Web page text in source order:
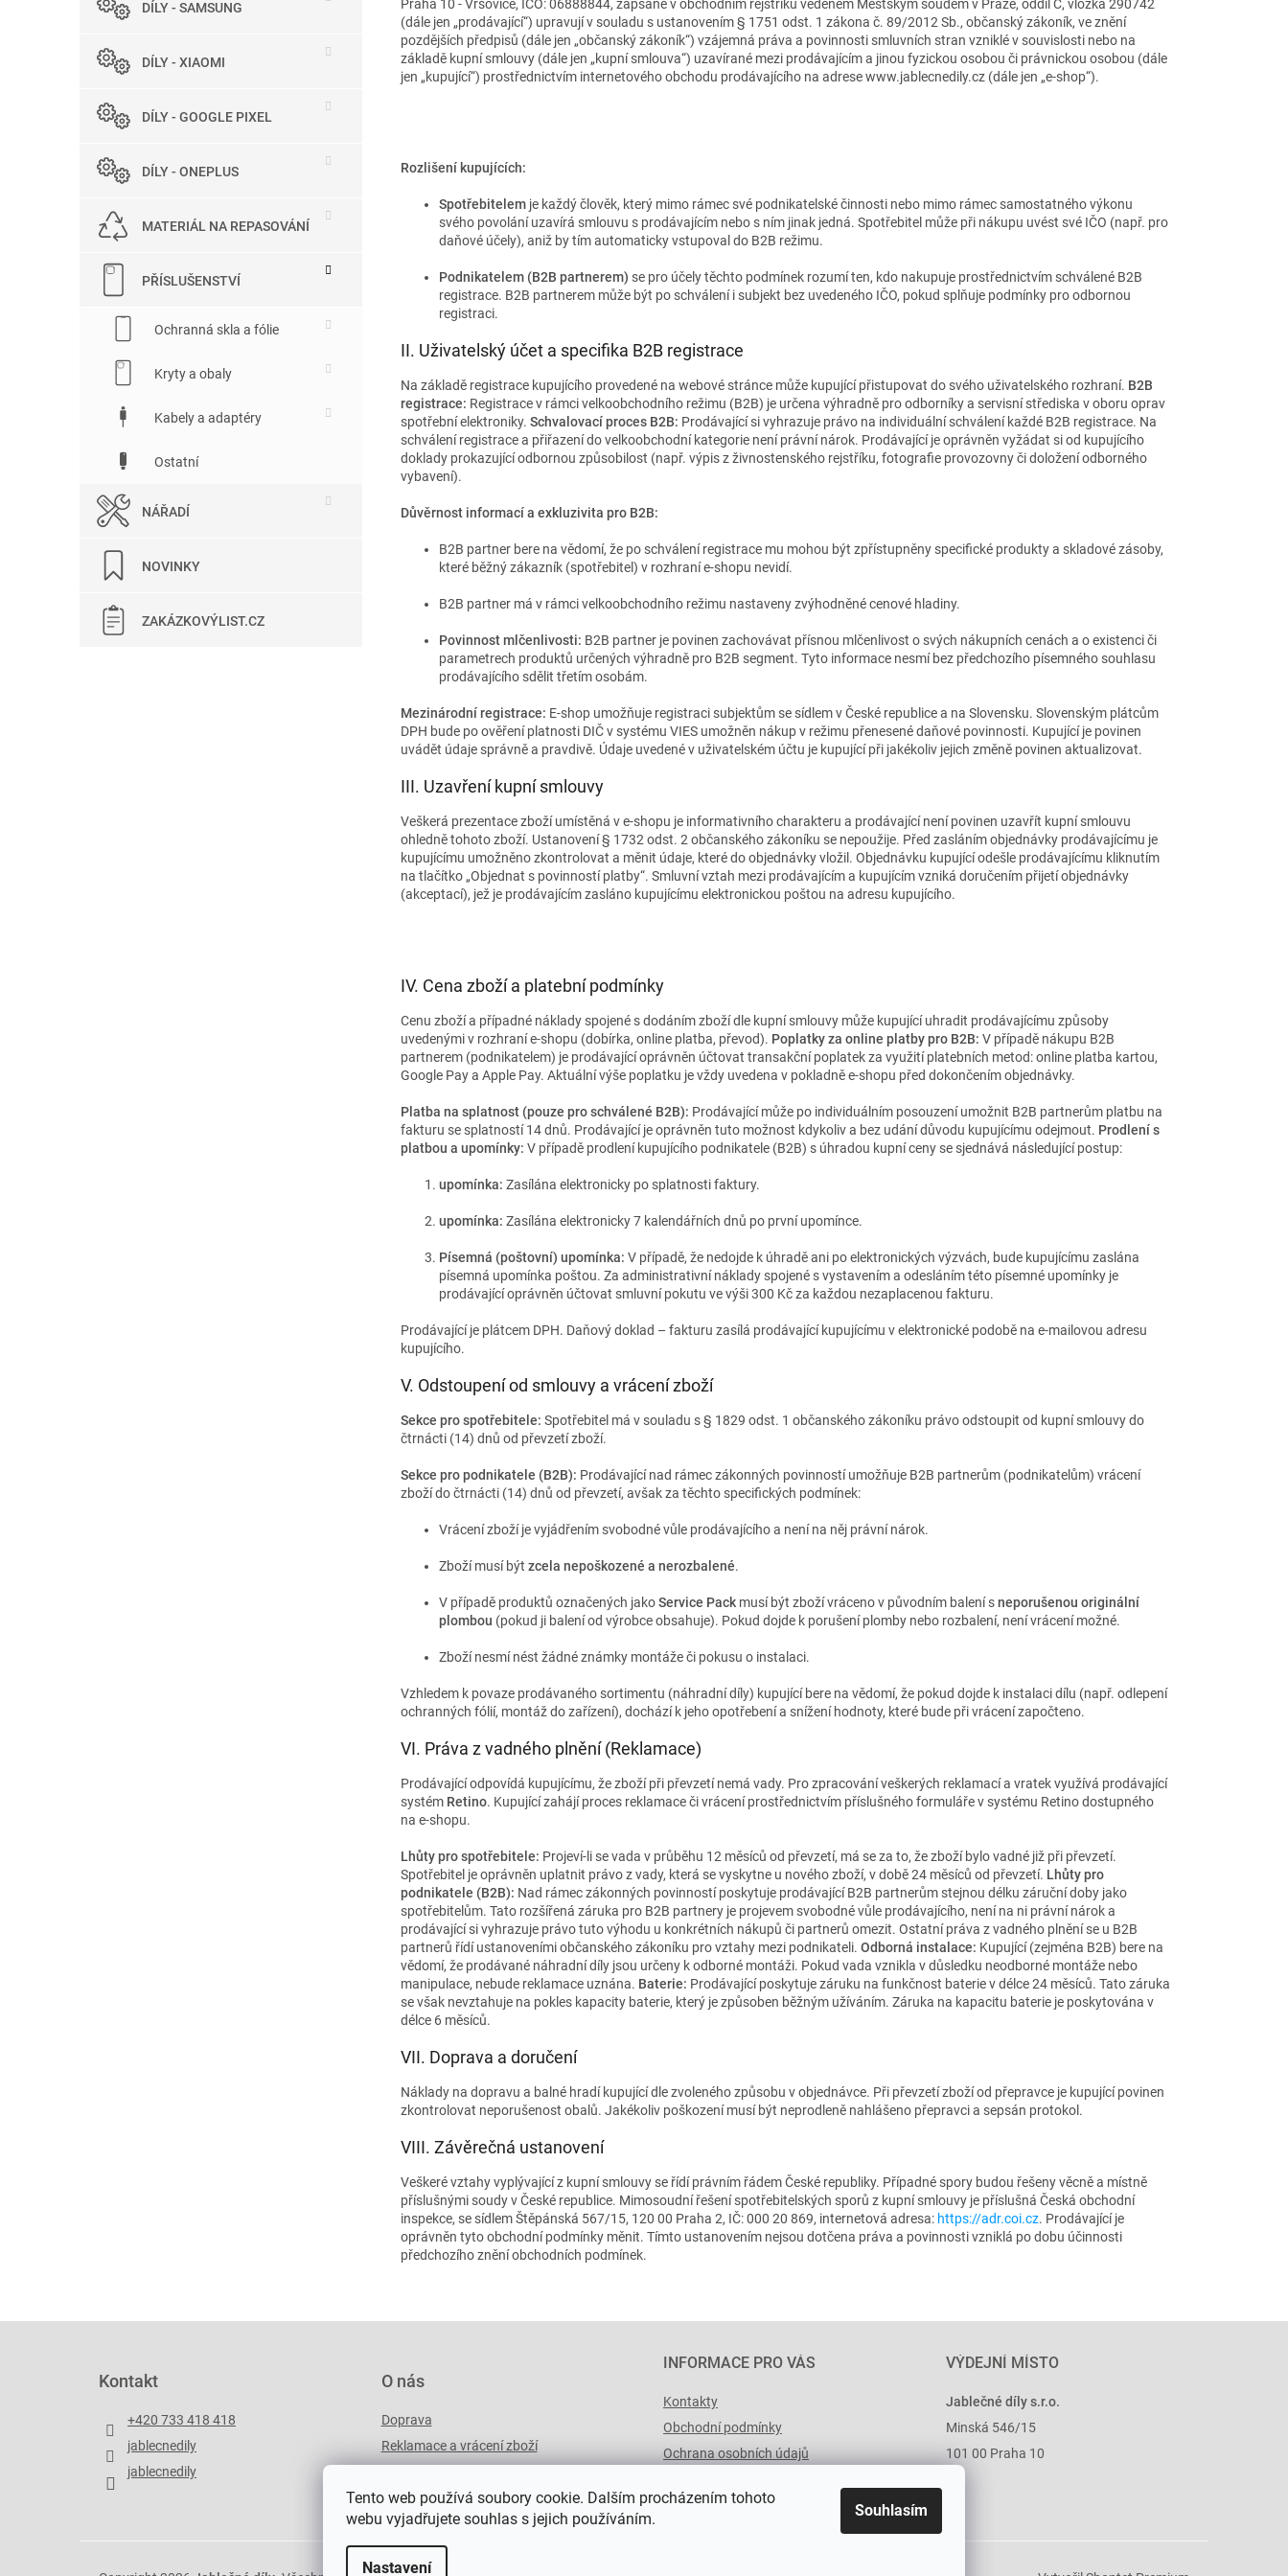
Tento web používá soubory cookie. Dalším procházením tohoto
webu vyjadřujete souhlas s jejich používáním.
Nastavení
Souhlasím
DÍLY - SAMSUNG
DÍLY - XIAOMI
DÍLY - GOOGLE PIXEL
DÍLY - ONEPLUS
MATERIÁL NA REPASOVÁNÍ
PŘÍSLUŠENSTVÍ
Ochranná skla a fólie
Kryty a obaly
Kabely a adaptéry
Ostatní
NÁŘADÍ
NOVINKY
ZAKÁZKOVÝLIST.CZ
Praha 10 - Vršovice, IČO: 06888844, zapsané v obchodním rejstříku vedeném Městským soudem v Praze, oddíl C, vložka 290742
(dále jen „prodávající“) upravují v souladu s ustanovením § 1751 odst. 1 zákona č. 89/2012 Sb., občanský zákoník, ve znění
pozdějších předpisů (dále jen „občanský zákoník“) vzájemná práva a povinnosti smluvních stran vzniklé v souvislosti nebo na
základě kupní smlouvy (dále jen „kupní smlouva“) uzavírané mezi prodávajícím a jinou fyzickou osobou či právnickou osobou (dále
jen „kupující“) prostřednictvím internetového obchodu prodávajícího na adrese www.jablecnedily.cz (dále jen „e-shop“).
Rozlišení kupujících:
Spotřebitelem je každý člověk, který mimo rámec své podnikatelské činnosti nebo mimo rámec samostatného výkonu
svého povolání uzavírá smlouvu s prodávajícím nebo s ním jinak jedná. Spotřebitel může při nákupu uvést své IČO (např. pro
daňové účely), aniž by tím automaticky vstupoval do B2B režimu.
Podnikatelem (B2B partnerem) se pro účely těchto podmínek rozumí ten, kdo nakupuje prostřednictvím schválené B2B
registrace. B2B partnerem může být po schválení i subjekt bez uvedeného IČO, pokud splňuje podmínky pro odbornou
registraci.
II. Uživatelský účet a specifika B2B registrace
Na základě registrace kupujícího provedené na webové stránce může kupující přistupovat do svého uživatelského rozhraní. B2B
registrace: Registrace v rámci velkoobchodního režimu (B2B) je určena výhradně pro odborníky a servisní střediska v oboru oprav
spotřební elektroniky. Schvalovací proces B2B: Prodávající si vyhrazuje právo na individuální schválení každé B2B registrace. Na
schválení registrace a přiřazení do velkoobchodní kategorie není právní nárok. Prodávající je oprávněn vyžádat si od kupujícího
doklady prokazující odbornou způsobilost (např. výpis z živnostenského rejstříku, fotografie provozovny či doložení odborného
vybavení).
Důvěrnost informací a exkluzivita pro B2B:
B2B partner bere na vědomí, že po schválení registrace mu mohou být zpřístupněny specifické produkty a skladové zásoby,
které běžný zákazník (spotřebitel) v rozhraní e-shopu nevidí.
B2B partner má v rámci velkoobchodního režimu nastaveny zvýhodněné cenové hladiny.
Povinnost mlčenlivosti: B2B partner je povinen zachovávat přísnou mlčenlivost o svých nákupních cenách a o existenci či
parametrech produktů určených výhradně pro B2B segment. Tyto informace nesmí bez předchozího písemného souhlasu
prodávajícího sdělit třetím osobám.
Mezinárodní registrace: E-shop umožňuje registraci subjektům se sídlem v České republice a na Slovensku. Slovenským plátcům
DPH bude po ověření platnosti DIČ v systému VIES umožněn nákup v režimu přenesené daňové povinnosti. Kupující je povinen
uvádět údaje správně a pravdivě. Údaje uvedené v uživatelském účtu je kupující při jakékoliv jejich změně povinen aktualizovat.
III. Uzavření kupní smlouvy
Veškerá prezentace zboží umístěná v e-shopu je informativního charakteru a prodávající není povinen uzavřít kupní smlouvu
ohledně tohoto zboží. Ustanovení § 1732 odst. 2 občanského zákoníku se nepoužije. Před zasláním objednávky prodávajícímu je
kupujícímu umožněno zkontrolovat a měnit údaje, které do objednávky vložil. Objednávku kupující odešle prodávajícímu kliknutím
na tlačítko „Objednat s povinností platby“. Smluvní vztah mezi prodávajícím a kupujícím vzniká doručením přijetí objednávky
(akceptací), jež je prodávajícím zasláno kupujícímu elektronickou poštou na adresu kupujícího.
IV. Cena zboží a platební podmínky
Cenu zboží a případné náklady spojené s dodáním zboží dle kupní smlouvy může kupující uhradit prodávajícímu způsoby
uvedenými v rozhraní e-shopu (dobírka, online platba, převod). Poplatky za online platby pro B2B: V případě nákupu B2B
partnerem (podnikatelem) je prodávající oprávněn účtovat transakční poplatek za využití platebních metod: online platba kartou,
Google Pay a Apple Pay. Aktuální výše poplatku je vždy uvedena v pokladně e-shopu před dokončením objednávky.
Platba na splatnost (pouze pro schválené B2B): Prodávající může po individuálním posouzení umožnit B2B partnerům platbu na
fakturu se splatností 14 dnů. Prodávající je oprávněn tuto možnost kdykoliv a bez udání důvodu kupujícímu odejmout. Prodlení s
platbou a upomínky: V případě prodlení kupujícího podnikatele (B2B) s úhradou kupní ceny se sjednává následující postup:
upomínka: Zasílána elektronicky po splatnosti faktury.
upomínka: Zasílána elektronicky 7 kalendářních dnů po první upomínce.
Písemná (poštovní) upomínka: V případě, že nedojde k úhradě ani po elektronických výzvách, bude kupujícímu zaslána
písemná upomínka poštou. Za administrativní náklady spojené s vystavením a odesláním této písemné upomínky je
prodávající oprávněn účtovat smluvní pokutu ve výši 300 Kč za každou nezaplacenou fakturu.
Prodávající je plátcem DPH. Daňový doklad – fakturu zasílá prodávající kupujícímu v elektronické podobě na e-mailovou adresu
kupujícího.
V. Odstoupení od smlouvy a vrácení zboží
Sekce pro spotřebitele: Spotřebitel má v souladu s § 1829 odst. 1 občanského zákoníku právo odstoupit od kupní smlouvy do
čtrnácti (14) dnů od převzetí zboží.
Sekce pro podnikatele (B2B): Prodávající nad rámec zákonných povinností umožňuje B2B partnerům (podnikatelům) vrácení
zboží do čtrnácti (14) dnů od převzetí, avšak za těchto specifických podmínek:
Vrácení zboží je vyjádřením svobodné vůle prodávajícího a není na něj právní nárok.
Zboží musí být zcela nepoškozené a nerozbalené.
V případě produktů označených jakoService Pack musí být zboží vráceno v původním balení sneporušenou originální
plombou (pokud ji balení od výrobce obsahuje). Pokud dojde k porušení plomby nebo rozbalení, není vrácení možné.
Zboží nesmí nést žádné známky montáže či pokusu o instalaci.
Vzhledem k povaze prodávaného sortimentu (náhradní díly) kupující bere na vědomí, že pokud dojde k instalaci dílu (např. odlepení
ochranných fólií, montáž do zařízení), dochází k jeho opotřebení a snížení hodnoty, které bude při vrácení započteno.
VI. Práva z vadného plnění (Reklamace)
Prodávající odpovídá kupujícímu, že zboží při převzetí nemá vady. Pro zpracování veškerých reklamací a vratek využívá prodávající
systém Retino. Kupující zahájí proces reklamace či vrácení prostřednictvím příslušného formuláře v systému Retino dostupného
na e-shopu.
Lhůty pro spotřebitele: Projeví-li se vada v průběhu 12 měsíců od převzetí, má se za to, že zboží bylo vadné již při převzetí.
Spotřebitel je oprávněn uplatnit právo z vady, která se vyskytne u nového zboží, v době 24 měsíců od převzetí. Lhůty pro
podnikatele (B2B): Nad rámec zákonných povinností poskytuje prodávající B2B partnerům stejnou délku záruční doby jako
spotřebitelům. Tato rozšířená záruka pro B2B partnery je projevem svobodné vůle prodávajícího, není na ni právní nárok a
prodávající si vyhrazuje právo tuto výhodu u konkrétních nákupů či partnerů omezit. Ostatní práva z vadného plnění se u B2B
partnerů řídí ustanoveními občanského zákoníku pro vztahy mezi podnikateli. Odborná instalace: Kupující (zejména B2B) bere na
vědomí, že prodávané náhradní díly jsou určeny k odborné montáži. Pokud vada vznikla v důsledku neodborné montáže nebo
manipulace, nebude reklamace uznána. Baterie: Prodávající poskytuje záruku na funkčnost baterie v délce 24 měsíců. Tato záruka
se však nevztahuje na pokles kapacity baterie, který je způsoben běžným užíváním. Záruka na kapacitu baterie je poskytována v
délce 6 měsíců.
VII. Doprava a doručení
Náklady na dopravu a balné hradí kupující dle zvoleného způsobu v objednávce. Při převzetí zboží od přepravce je kupující povinen
zkontrolovat neporušenost obalů. Jakékoliv poškození musí být neprodleně nahlášeno přepravci a sepsán protokol.
VIII. Závěrečná ustanovení
Veškeré vztahy vyplývající z kupní smlouvy se řídí právním řádem České republiky. Případné spory budou řešeny věcně a místně
příslušnými soudy v České republice. Mimosoudní řešení spotřebitelských sporů z kupní smlouvy je příslušná Česká obchodní
inspekce, se sídlem Štěpánská 567/15, 120 00 Praha 2, IČ: 000 20 869, internetová adresa: https://adr.coi.cz. Prodávající je
oprávněn tyto obchodní podmínky měnit. Tímto ustanovením nejsou dotčena práva a povinnosti vzniklá po dobu účinnosti
předchozího znění obchodních podmínek.
Kontakt
+420 733 418 418
jablecnedily
jablecnedily
O nás
Doprava
Reklamace a vrácení zboží
INFORMACE PRO VÁS
Kontakty
Obchodní podmínky
Ochrana osobních údajů
VÝDEJNÍ MÍSTO
Jablečné díly s.r.o.
Minská 546/15
101 00 Praha 10